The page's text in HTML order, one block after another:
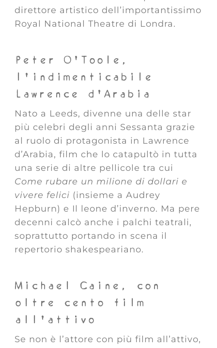
direttore artistico dell’importantissimo
Royal National Theatre di Londra.
Peter O’Toole,
l’indimenticabile
Lawrence d’Arabia
Nato a Leeds, divenne una delle star
più celebri degli anni Sessanta grazie
al ruolo di protagonista in Lawrence
d’Arabia, film che lo catapultò in tutta
una serie di altre pellicole tra cui
Come rubare un milione di dollari e
vivere felici (insieme a Audrey
Hepburn) e Il leone d’inverno. Ma pere
decenni calcò anche i palchi teatrali,
soprattutto portando in scena il
repertorio shakespeariano.
Michael Caine, con
oltre cento film
all’attivo
Se non è l’attore con più film all’attivo,